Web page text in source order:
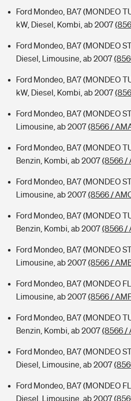
Ford Mondeo, BA7 (MONDEO
kW, Diesel, Kombi, ab 2007
Ford Mondeo, BA7 (MONDEO
Diesel, Limousine, ab 2007
Ford Mondeo, BA7 (MONDEO
kW, Diesel, Kombi, ab 2007
Ford Mondeo, BA7 (MONDEO
Limousine, ab 2007(8566 /
Ford Mondeo, BA7 (MONDEO
Benzin, Kombi, ab 2007(8566 /
Ford Mondeo, BA7 (MONDEO
Limousine, ab 2007(8566 /
Ford Mondeo, BA7 (MONDEO
Benzin, Kombi, ab 2007(8566 /
Ford Mondeo, BA7 (MONDEO
Limousine, ab 2007(8566 /
Ford Mondeo, BA7 (MONDEO
Limousine, ab 2007(8566 /
Ford Mondeo, BA7 (MONDEO
Benzin, Kombi, ab 2007(8566 /
Ford Mondeo, BA7 (MONDEO
Diesel, Limousine, ab 2007
Ford Mondeo, BA7 (MONDEO
Diesel, Limousine, ab 2007